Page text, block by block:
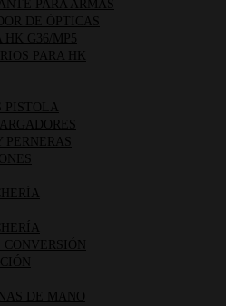
PARA ARMAS
DE ÓPTICAS
HK G36/MP5
PARA HK
PISTOLA
PERNERAS
CONVERSIÓN
DE MANO